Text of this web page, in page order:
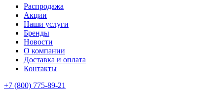
Распродажа
Акции
Наши услуги
Бренды
Новости
О компании
Доставка и оплата
Контакты
+7 (800) 775-89-21